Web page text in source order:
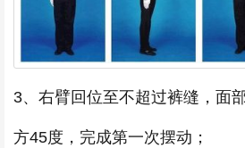
3、右臂回位至不超过裤缝，面
方45度，完成第一次摆动；